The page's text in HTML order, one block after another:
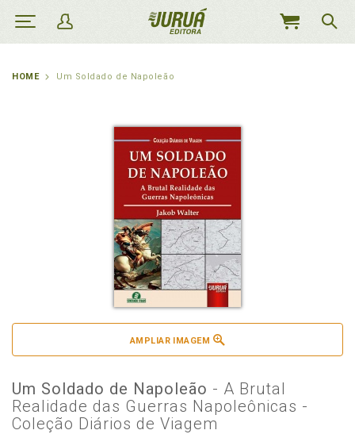
MEU
HOME Um Soldado de Napoleão
AMPLIAR IMAGEM
Um Soldado de Napoleão - A Brutal
Realidade das Guerras Napoleônicas -
Coleção Diários de Viagem